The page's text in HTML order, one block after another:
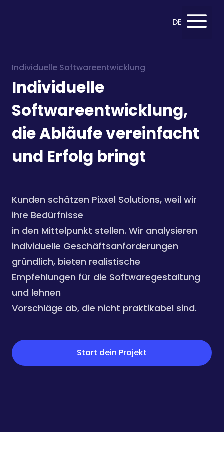
DE
EN
Individuelle Softwareentwicklung
Individuelle
Softwareentwicklung,
die Abläufe vereinfacht
und Erfolg bringt
Kunden schätzen Pixxel Solutions, weil wir
ihre Bedürfnisse
in den Mittelpunkt stellen. Wir analysieren
individuelle Geschäftsanforderungen
gründlich, bieten realistische
Empfehlungen für die Softwaregestaltung
und lehnen
Vorschläge ab, die nicht praktikabel sind.
Start dein Projekt